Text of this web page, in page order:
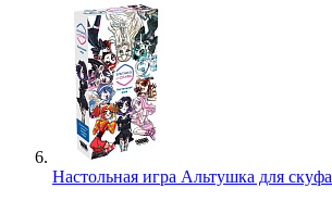
Настольная игра Альтушка для скуфа